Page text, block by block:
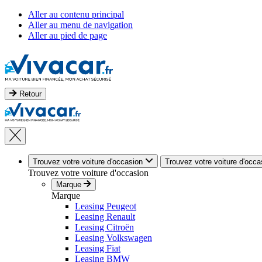
Aller au contenu principal
Aller au menu de navigation
Aller au pied de page
Retour
Trouvez votre voiture d'occasion Trouvez votre voiture
Trouvez votre voiture d'occasion
Marque
Marque
Leasing Peugeot
Leasing Renault
Leasing Citroën
Leasing Volkswagen
Leasing Fiat
Leasing BMW